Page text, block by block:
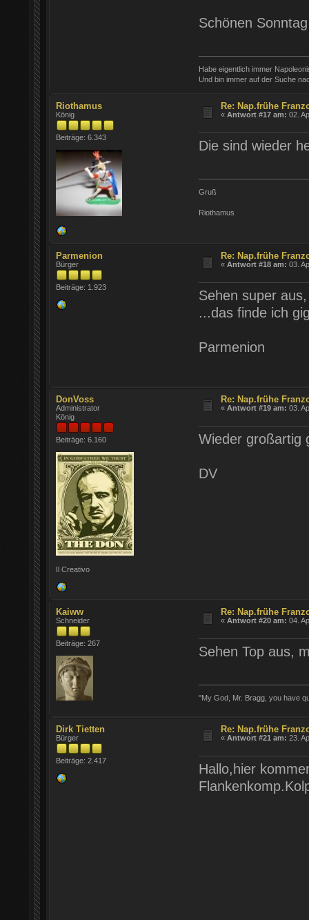
Schönen
Habe eigentlich immer
Und bin immer auf der Suche
Riothamus
König
Beiträge: 6.343
Re: Nap.frühe
«Antwort #17 am: 02.
Die sind wieder
Gruß
Riothamus
Parmenion
Bürger
Beiträge: 1.923
Re: Nap.frühe
«Antwort #18 am: 03.
Sehen super
...das finde ich
Parmenion
DonVoss
Administrator
König
Beiträge: 6.160
Il Creativo
Re: Nap.frühe
«Antwort #19 am: 03.
Wieder großartig
DV
Kaiww
Schneider
Beiträge: 267
Re: Nap.frühe
«Antwort #20 am: 04.
Sehen Top aus,
"My God, Mr. Bragg, you have
Dirk Tietten
Bürger
Beiträge: 2.417
Re: Nap.frühe
«Antwort #21 am: 23.
Hallo,hier